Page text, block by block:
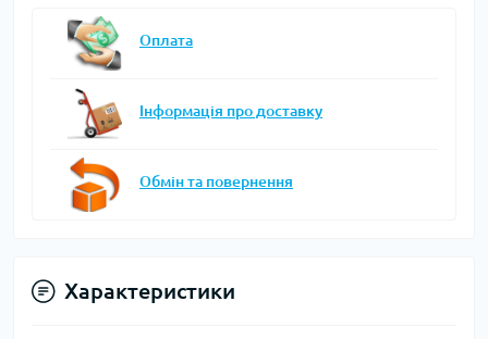
Оплата
Інформація про доставку
Обмін та повернення
Характеристики